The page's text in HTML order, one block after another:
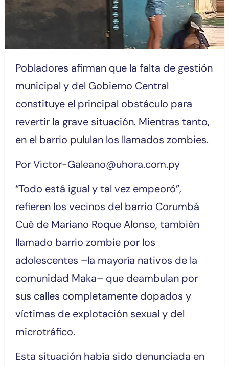
Pobladores afirman que la falta de gestión
municipal y del Gobierno Central
constituye el principal obstáculo para
revertir la grave situación. Mientras tanto,
en el barrio pululan los llamados zombies.
Por Victor-Galeano@uhora.com.py
“Todo está igual y tal vez empeoró”,
refieren los vecinos del barrio Corumbá
Cué de Mariano Roque Alonso, también
llamado barrio zombie por los
adolescentes –la mayoría nativos de la
comunidad Maka– que deambulan por
sus calles completamente dopados y
víctimas de explotación sexual y del
microtráfico.
Esta situación había sido denunciada en